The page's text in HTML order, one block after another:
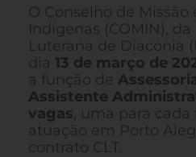
O Conselho de Missão
Indígenas (COMIN),
Luterana de Diaconia
dia 13 de março de
a função de
Assistente
vagas, uma para cada
atuação em Porto
contrato CLT.